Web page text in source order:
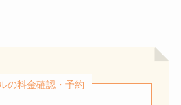
の料金確認・予約